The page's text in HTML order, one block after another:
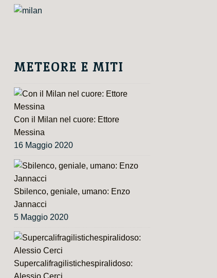
METEORE E MITI
Con il Milan nel cuore: Ettore
Messina
16 Maggio 2020
Sbilenco, geniale, umano: Enzo
Jannacci
5 Maggio 2020
Supercalifragilistichespiralidoso:
Alessio Cerci